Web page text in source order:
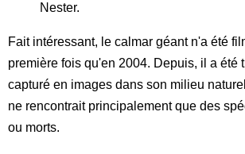
Nester.
Fait intéressant, le calmar géant n'a été
première fois qu'en 2004. Depuis, il a été
capturé en images dans son milieu
ne rencontrait principalement que des
ou morts.